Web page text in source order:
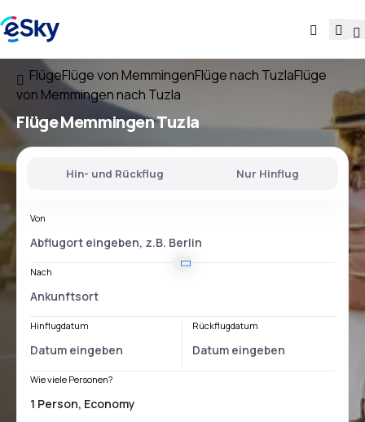
FlügeFlüge von MemmingenFlüge nach TuzlaFlüge
von Memmingen nach Tuzla
FlügeMemmingen Tuzla
Hin- und Rückflug Nur Hinflug
Von
Nach
Hinflugdatum Rückflugdatum
Wie viele Personen?